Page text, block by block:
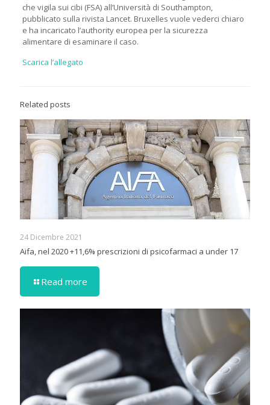
che vigila sui cibi (FSA) all’Università di Southampton,
pubblicato sulla rivista Lancet. Bruxelles vuole vederci chiaro
e ha incaricato l’authority europea per la sicurezza
alimentare di esaminare il caso.
Scarica l’allegato
Related posts
24 Dicembre 2021
Aifa, nel 2020 +11,6% prescrizioni di psicofarmaci a under 17
Read more